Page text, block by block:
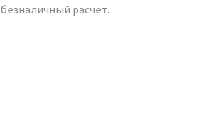
безналичный расчет.